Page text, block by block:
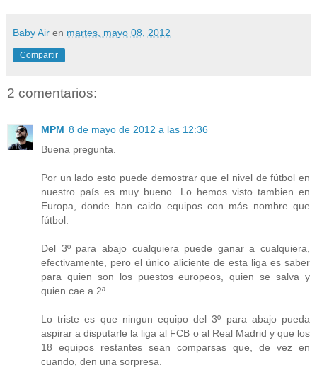
Baby Air en martes, mayo 08, 2012
Compartir
2 comentarios:
MPM 8 de mayo de 2012 a las 12:36
Buena pregunta.
Por un lado esto puede demostrar que el nivel de fútbol en
nuestro país es muy bueno. Lo hemos visto tambien en
Europa, donde han caido equipos con más nombre que
fútbol.
Del 3º para abajo cualquiera puede ganar a cualquiera,
efectivamente, pero el único aliciente de esta liga es saber
para quien son los puestos europeos, quien se salva y
quien cae a 2ª.
Lo triste es que ningun equipo del 3º para abajo pueda
aspirar a disputarle la liga al FCB o al Real Madrid y que los
18 equipos restantes sean comparsas que, de vez en
cuando, den una sorpresa.